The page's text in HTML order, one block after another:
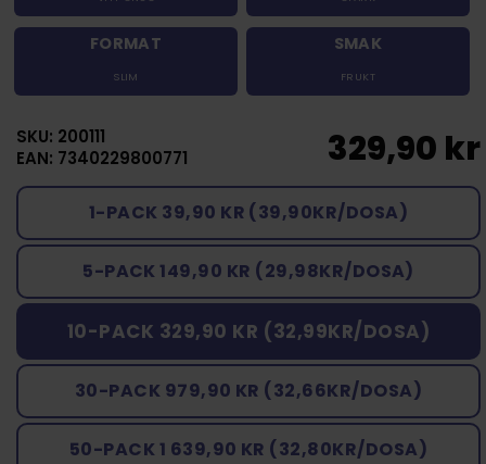
FORMAT
SLIM
SMAK
FRUKT
SKU: 200111
EAN: 7340229800771
329,90 kr
1-PACK 39,90 KR (39,90KR/DOSA)
5-PACK 149,90 KR (29,98KR/DOSA)
10-PACK 329,90 KR (32,99KR/DOSA)
30-PACK 979,90 KR (32,66KR/DOSA)
50-PACK 1 639,90 KR (32,80KR/DOSA)